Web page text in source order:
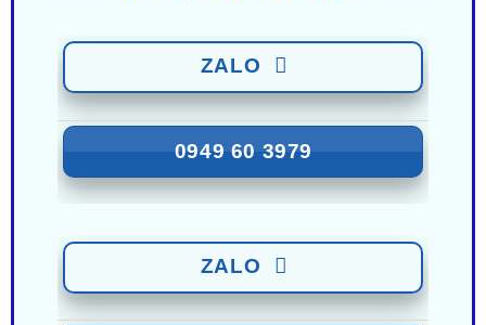
LIÊN HỆ BÁO GIÁ - TRẢ GÓP
ZALO
0949 60 3979